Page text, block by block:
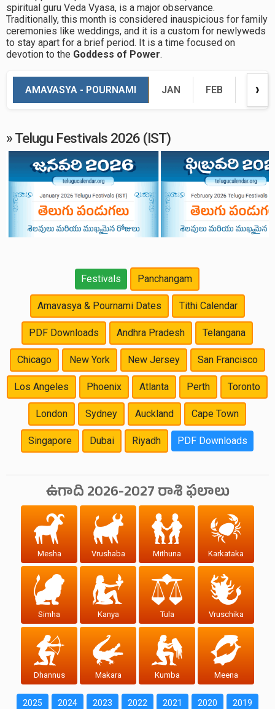
spiritual guru Veda Vyasa, is a major observance.
Traditionally, this month is considered inauspicious for family
ceremonies like weddings, and it is a custom for newlyweds
to stay apart for a brief period. It is a time focused on
devotion to the Goddess of Power.
AMAVASYA - POURNAMI JAN FEB MAR
❯
» Telugu Festivals 2026 (IST)
Festivals Panchangam
Amavasya & Pournami Dates Tithi Calendar
PDF Downloads Andhra Pradesh Telangana
Chicago New York New Jersey San Francisco
Los Angeles Phoenix Atlanta Perth Toronto
London Sydney Auckland Cape Town
Singapore Dubai Riyadh PDF Downloads
ఉగాది 2026-2027 రాశి ఫలాలు
Mesha Vrushaba Mithuna Karkataka
Simha Kanya Tula Vruschika
Dhannus Makara Kumba Meena
2025 2024 2023 2022 2021 2020 2019